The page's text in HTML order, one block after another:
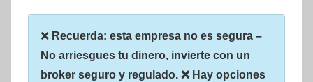
❌ Recuerda: esta empresa no es segura –
No arriesgues tu dinero, invierte con un
broker seguro y regulado. ❌ Hay opciones